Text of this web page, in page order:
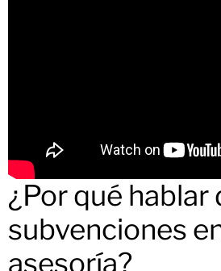
¿Por qué hablar
subvenciones
asesoría?